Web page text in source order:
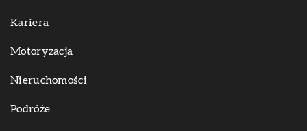
Kariera
Motoryzacja
Nieruchomości
Podróże